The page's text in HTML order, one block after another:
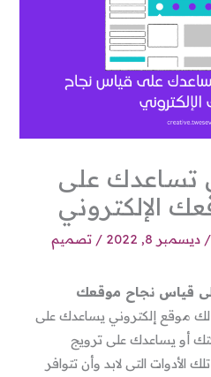
تساعدك على
الإلكتروني
/ديسمبر 8, 2022 /تصميم
قياس نجاح موقعك
موقع إلكتروني يساعدك على
أو يساعدك على ترويج
التى لابد وأن تتوافر